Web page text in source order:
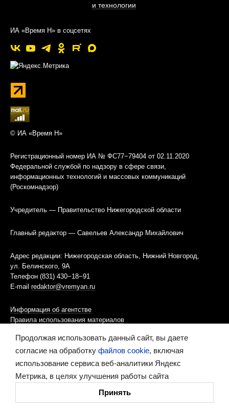
и технологии
ИА «Время Н» в соцсетях
© ИА «Время Н»
Регистрационный номер ИА № ФС77−79404 от 02.11.2020
Федеральной службой по надзору в сфере связи,
информационных технологий и массовых коммуникаций
(Роскомнадзор)
Учредитель — Правительство Нижегородской области
Главный редактор — Савельев Александр Михайлович
Адрес редакции: Нижегородская область, Нижний Новгород,
ул. Белинского, 9А
Телефон (831) 430−18−91
E-mail redaktor@vremyan.ru
Информация об агентстве
Правила использования материалов
Информационная политика использования «cookies»-файлов
Ресурс содержит материалы 16+
Продолжая использовать данный сайт, вы даете
согласие на обработку файлов cookie, включая
использование сервиса веб-аналитики Яндекс
Метрика, в целях улучшения работы сайта
Принять